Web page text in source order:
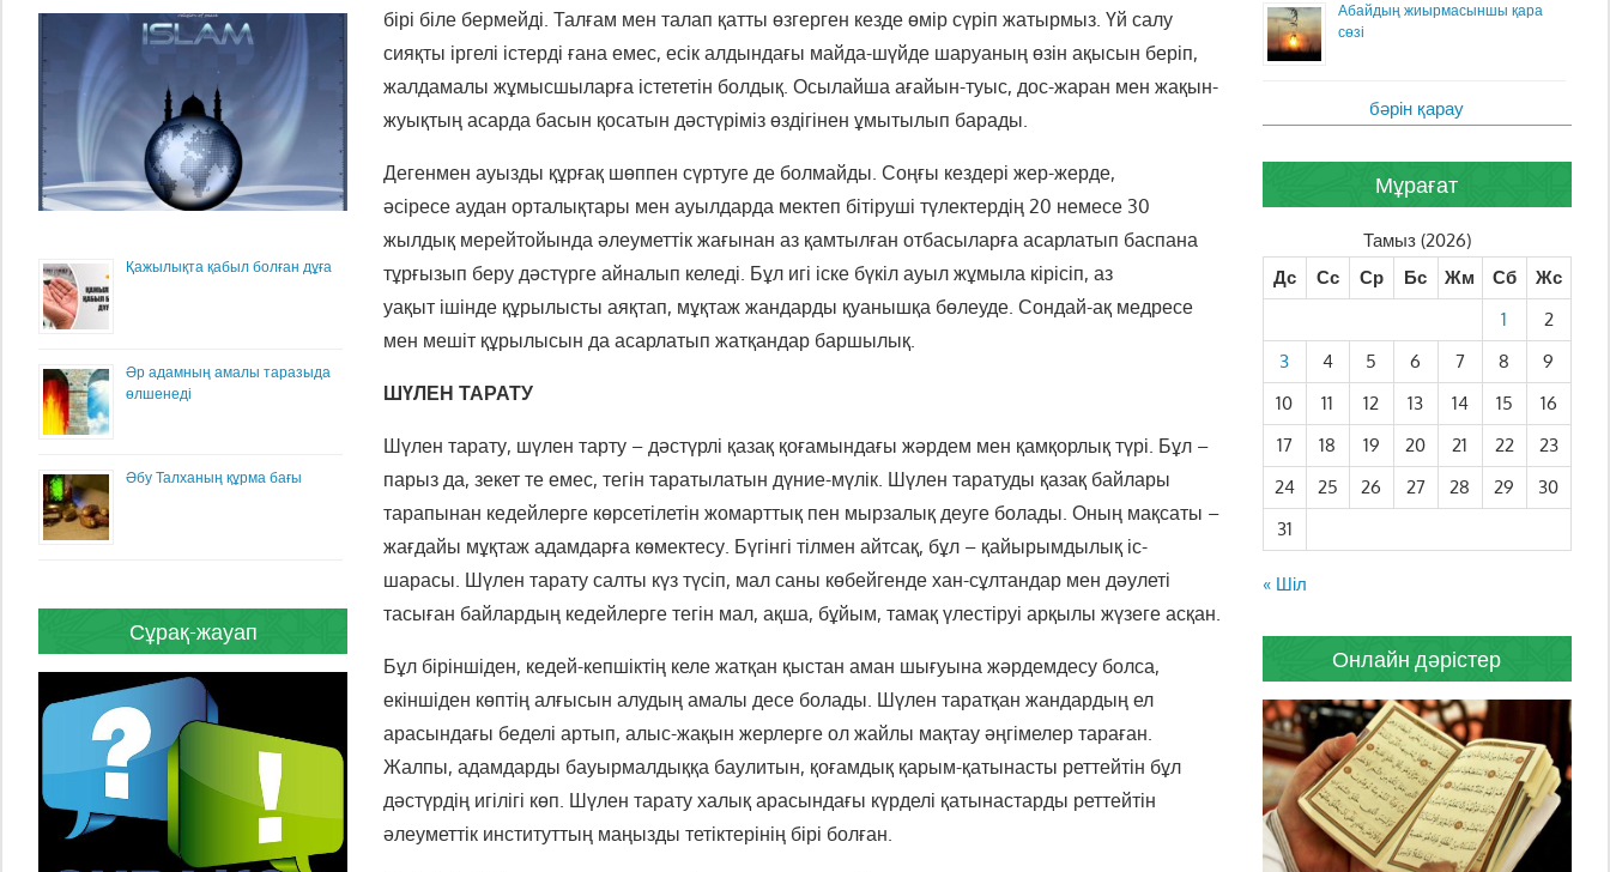
бірі біле бермейді. Талғам мен талап қатты өзгерген кезде өмір сүріп жатырмыз. Үй салу
сияқты іргелі істерді ғана емес, есік алдындағы майда-шүйде шаруаның өзін ақысын беріп,
жалдамалы жұмысшыларға істететін болдық. Осылайша ағайын-туыс, дос-жаран мен жақын-
жуықтың асарда басын қосатын дәстүріміз өздігінен ұмытылып барады.
Дегенмен ауызды құрғақ шөппен сүртуге де болмайды. Соңғы кездері жер-жерде,
әсіресе аудан орталықтары мен ауылдарда мектеп бітіруші түлектердің 20 немесе 30
жылдық мерейтойында әлеуметтік жағынан аз қамтылған отбасыларға асарлатып баспана
тұрғызып беру дәстүрге айналып келеді. Бұл игі іске бүкіл ауыл жұмыла кірісіп, аз
уақыт ішінде құрылысты аяқтап, мұқтаж жандарды қуанышқа бөлеуде. Сондай-ақ медресе
мен мешіт құрылысын да асарлатып жатқандар баршылық.
ШҮЛЕН ТАРАТУ
Шүлен тарату, шүлен тарту – дәстүрлі қазақ қоғамындағы жәрдем мен қамқорлық түрі. Бұл –
парыз да, зекет те емес, тегін таратылатын дүние-мүлік. Шүлен таратуды қазақ байлары
тарапынан кедейлерге көрсетілетін жомарттық пен мырзалық деуге болады. Оның мақсаты –
жағдайы мұқтаж адамдарға көмектесу. Бүгінгі тілмен айтсақ, бұл – қайырымдылық іс-
шарасы. Шүлен тарату салты күз түсіп, мал саны көбейгенде хан-сұлтандар мен дәулеті
тасыған байлардың кедейлерге тегін мал, ақша, бұйым, тамақ үлестіруі арқылы жүзеге асқан.
Бұл біріншіден, кедей-кепшіктің келе жатқан қыстан аман шығуына жәрдемдесу болса,
екіншіден көптің алғысын алудың амалы десе болады. Шүлен таратқан жандардың ел
арасындағы беделі артып, алыс-жақын жерлерге ол жайлы мақтау әңгімелер тараған.
Жалпы, адамдарды бауырмалдыққа баулитын, қоғамдық қарым-қатынасты реттейтін бұл
дәстүрдің игілігі көп. Шүлен тарату халық арасындағы күрделі қатынастарды реттейтін
әлеуметтік институттың маңызды тетіктерінің бірі болған.
Қажылықта қабыл болған дұға
Әр адамның амалы таразыда
өлшенеді
Әбу Талханың құрма бағы
Сұрақ-жауап
Абайдың жиырмасыншы қара
сөзі
бәрін қарау
Мұрағат
Тамыз (2026)
Дс
Сс Ср Бс Жм Сб
Жс
1
2
3
4 5 6 7 8
9
10
11 12 13 14 15
16
17
18 19 20 21 22
23
24
25 26 27 28 29
30
31
« Шіл
Онлайн дәрістер